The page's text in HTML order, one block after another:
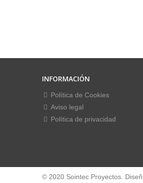
INFORMACIÓN
Política de Cookies
Aviso legal
Política de privacidad
© 2020 Sointec Proyectos.